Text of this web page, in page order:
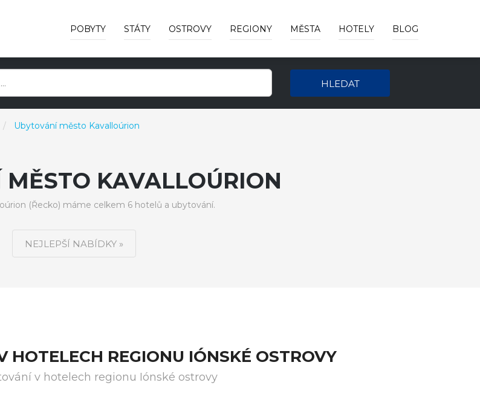
POBYTY STÁTY OSTROVY REGIONY MĚSTA HOTELY BLOG
HLEDAT
Ubytování město Kavalloúrion
MĚSTO KAVALLOÚRION
(Řecko) máme celkem 6 hotelů a ubytování.
NEJLEPŠÍ NABÍDKY »
HOTELECH REGIONU IÓNSKÉ OSTROVY
v hotelech regionu Iónské ostrovy